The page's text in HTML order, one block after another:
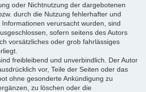
oder Nichtnutzung der dargebotenen
durch die Nutzung fehlerhafter und
Informationen verursacht wurden, sind
sofern seitens des Autors
vorsätzliches oder grob fahrlässiges
freibleibend und unverbindlich. Der Autor
vor, Teile der Seiten oder das
ohne gesonderte Ankündigung zu
zu löschen oder die